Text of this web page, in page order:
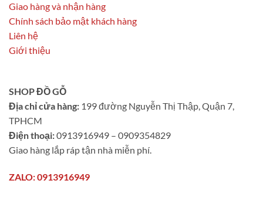
Giao hàng và nhận hàng
Chính sách bảo mật khách hàng
Liên hệ
Giới thiệu
SHOP ĐỒ GỖ
Địa chỉ cửa hàng: 199 đường Nguyễn Thị Thập, Quận 7,
TPHCM
Điện thoại:0913916949 – 0909354829
Giao hàng lắp ráp tận nhà miễn phí.
ZALO: 0913916949